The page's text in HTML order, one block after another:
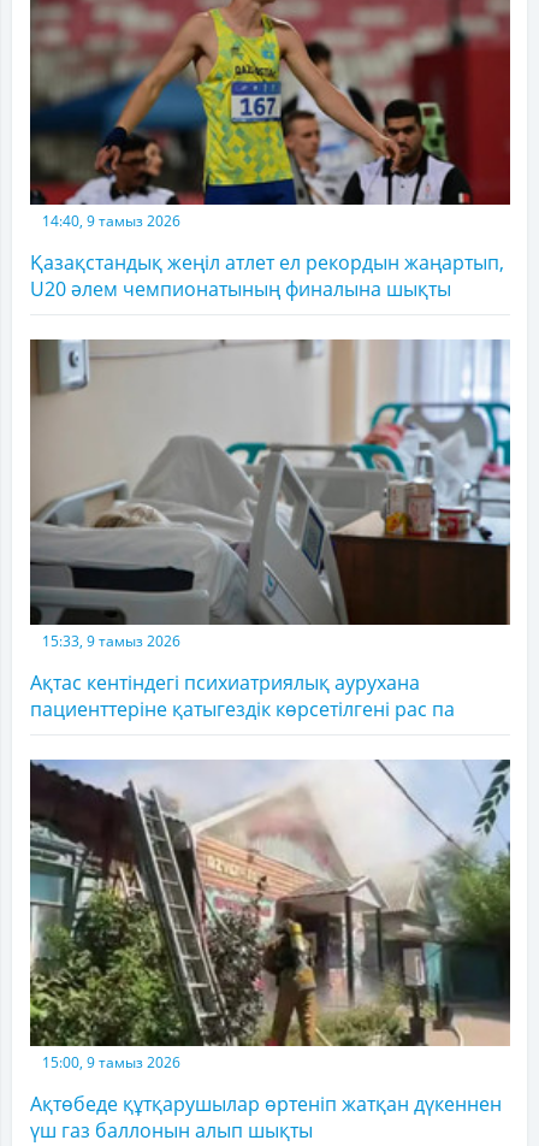
14:40, 9 тамыз 2026
Қазақстандық жеңіл атлет ел рекордын жаңартып,
U20 әлем чемпионатының финалына шықты
15:33, 9 тамыз 2026
Ақтас кентіндегі психиатриялық аурухана
пациенттеріне қатыгездік көрсетілгені рас па
15:00, 9 тамыз 2026
Ақтөбеде құтқарушылар өртеніп жатқан дүкеннен
үш газ баллонын алып шықты